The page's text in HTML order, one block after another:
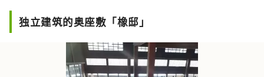
独立建筑的奥座敷「橡邸」